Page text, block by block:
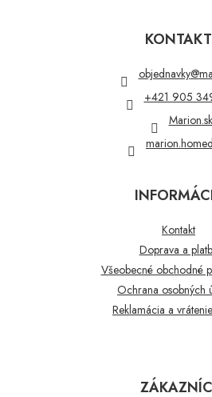
KONTAKT
objednavky@
+421 905
Marion.sk
Kontakt
Doprava a
Všeobecné obchodné
Ochrana osobných
Reklamácia a